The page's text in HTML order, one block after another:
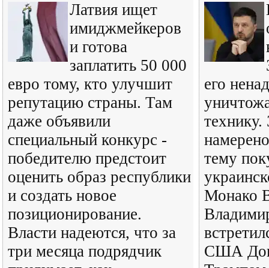
Латвия ищет
имиджмейкеров
и готова
заплатить 50 000
евро тому, кто улучшит
репутацию страны. Там
даже объявили
специальный конкурс -
победителю предстоит
оценить образ республики
и создать новое
позиционирование.
Власти надеются, что за
три месяца подрядчик
его
тему
Монако
США